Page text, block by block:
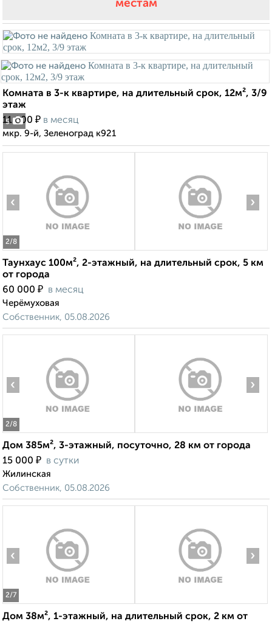
местам
5
Комната в 3-к квартире, на длительный срок, 12м², 3/9
этаж
11 000 ₽ в месяц
мкр. 9-й, Зеленоград к921
2/8
‹ ›
Таунхаус 100м², 2-этажный, на длительный срок, 5 км
от города
60 000 ₽ в месяц
Черёмуховая
Собственник, 05.08.2026
2/8
‹ ›
Дом 385м², 3-этажный, посуточно, 28 км от города
15 000 ₽ в сутки
Жилинская
Собственник, 05.08.2026
2/7
‹ ›
Дом 38м², 1-этажный, на длительный срок, 2 км от